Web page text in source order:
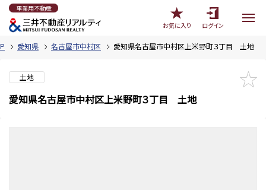
事業用不動産
お気に入り
ログイン
愛知県 名古屋市中村区 愛知県名古屋市中村区上米野町３丁目 土地
土地
愛知県名古屋市中村区上米野町３丁目 土地